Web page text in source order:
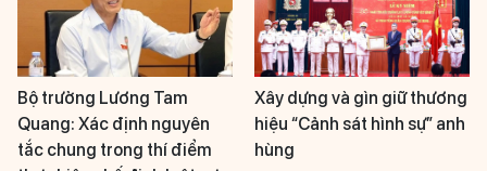
Bộ trưởng Lương Tam
Quang: Xác định nguyên
tắc chung trong thí điểm
Xây dựng và gìn giữ thương
hiệu “Cảnh sát hình sự” anh
hùng